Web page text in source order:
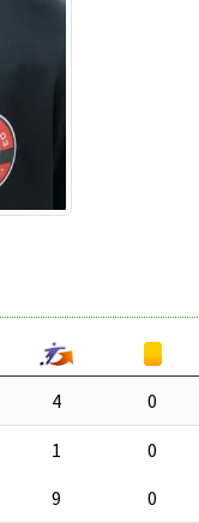
4 0
1 0
9 0